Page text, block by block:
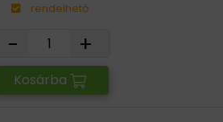
rendelhető
- +
Kosárba